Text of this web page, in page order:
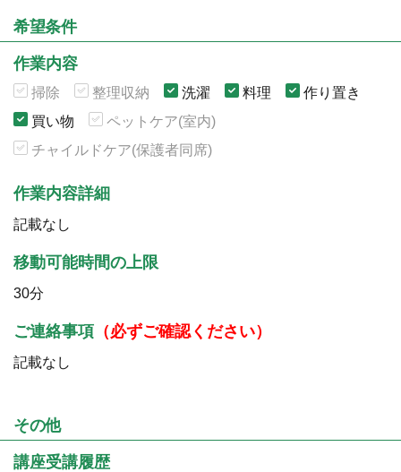
希望条件
作業内容
掃除 整理収納 洗濯 料理
作り置き
買い物
ペットケア(室内)
チャイルドケア(保護者同席)
作業内容詳細
記載なし
移動可能時間の上限
30分
ご連絡事項 （必ずご確認ください）
記載なし
その他
講座受講履歴